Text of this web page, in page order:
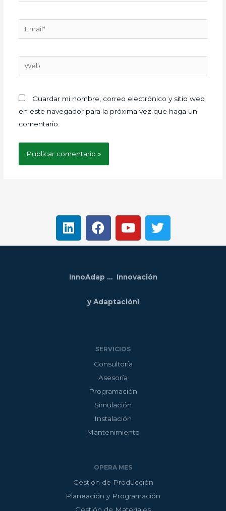
Guardar mi nombre, correo electrónico y sitio web
en este navegador para la próxima vez que haga un
comentario.
L
i
n
e
d
F
a
c
o
o
k
Y
o
u
b
e
T
w
i
e
InnoAdap … Innovación
y Adaptación!
SERVICIOS
Consultoría
Asesoría
Programación
Simulación
Instalación
Mantenimiento
OPERA MES
Gestión de Producción
Planeación y Programación
Gestión de Materiales